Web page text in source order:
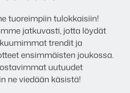
tuoreimpiin tulokkaisiin!
jatkuvasti, jotta löydät
trendit ja
ensimmäisten joukossa.
uutuudet
ne viedään käsistä!